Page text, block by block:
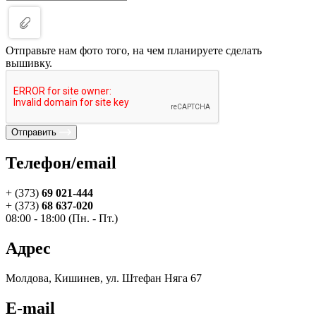
Отправьте нам фото того, на чем планируете сделать
вышивку.
Отправить
Телефон/email
+ (373) 69 021-444
+ (373) 68 637-020
08:00 - 18:00 (Пн. - Пт.)
Адрес
Молдова, Кишинев, ул. Штефан Няга 67
E-mail